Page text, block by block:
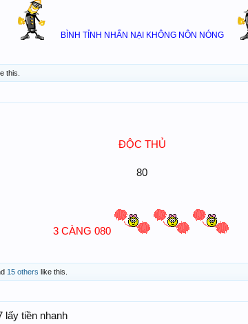
BÌNH TỈNH NHẨN NẠI KHÔNG NÔN NÓNG
this.
ĐỘC THỦ
80
3 CÀNG 080
15 others like this.
lấy tiền nhanh